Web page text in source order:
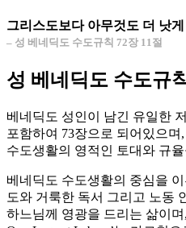
그리스도보다 아무것도 더 낫
– 성 베네딕도 수도규칙 72장 11절
성 베네딕도 수도규
베네딕도 성인이 남긴 유일한
포함하여 73장으로 되어있으며,
수도생활의 영적인 토대와 규
베네딕도 수도생활의 중심을
도와 거룩한 독서 그리고 노동
하느님께 영광을 드리는 삶이